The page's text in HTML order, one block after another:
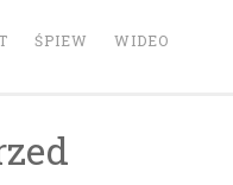
ŚPIEW WIDEO